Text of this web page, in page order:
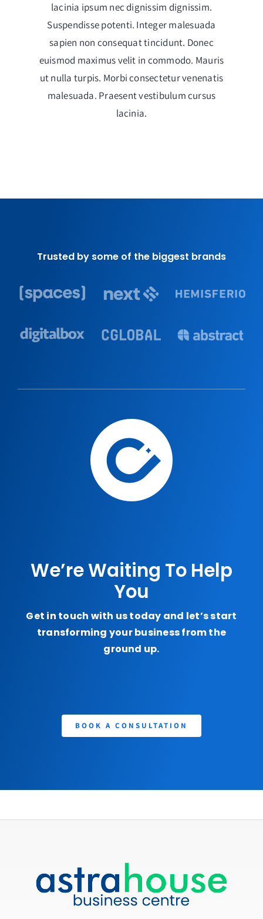
lacinia ipsum nec dignissim dignissim.
Suspendisse potenti. Integer malesuada
sapien non consequat tincidunt. Donec
euismod maximus velit in commodo. Mauris
ut nulla turpis. Morbi consectetur venenatis
malesuada. Praesent vestibulum cursus
lacinia.
Trusted by some of the biggest brands
We’re Waiting To Help
You
Get in touch with us today and let’s start
transforming your business from the
ground up.
BOOK A CONSULTATION